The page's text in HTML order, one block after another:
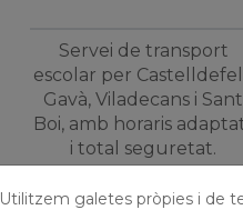
Servei de transport
escolar per
Gavà, Viladecans i Sant
Boi, amb horaris
i total seguretat.
Utilitzem galetes pròpies i de